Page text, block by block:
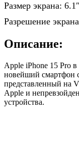
Размер экрана: 6.1″
Разрешение
Описание:
Apple iPhone 15 Pro
новейший смартфон
представленный на
Apple и
устройства.